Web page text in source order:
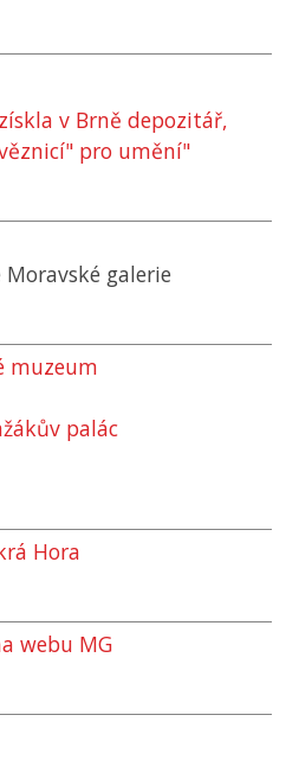
v Brně depozitář,
pro umění"
galerie
muzeum
palác
Hora
webu MG